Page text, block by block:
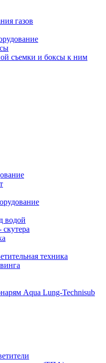
газов
съемки и боксы к ним
водой
техника
Aqua Lung-Technisub